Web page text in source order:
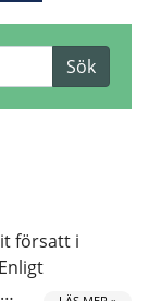
försatt i